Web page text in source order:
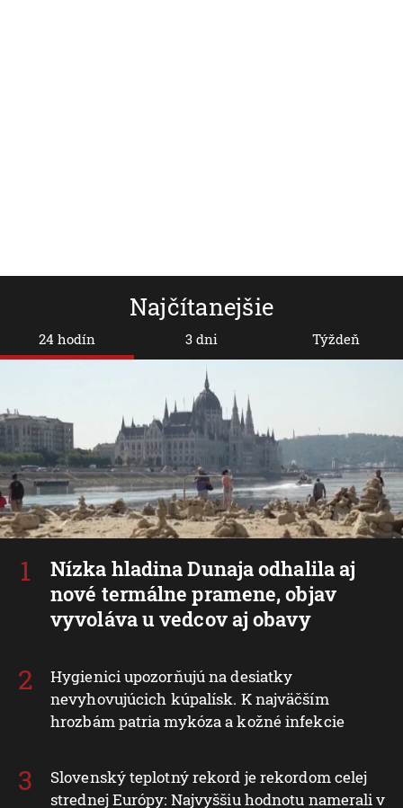
Najčítanejšie
24 hodín
Nízka hladina Dunaja odhalila aj
nové termálne pramene, objav
vyvoláva u vedcov aj obavy
Hygienici upozorňujú na desiatky
nevyhovujúcich kúpalísk. K najväčším
hrozbám patria mykóza a kožné infekcie
Slovenský teplotný rekord je rekordom celej
strednej Európy: Najvyššiu hodnotu namerali v
3 dni Týždeň